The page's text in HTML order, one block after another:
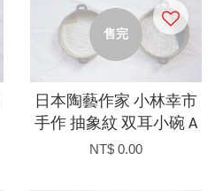
售完
日本陶藝作家 小林幸市
手作 抽象紋 双耳小碗 A
NT$ 0.00